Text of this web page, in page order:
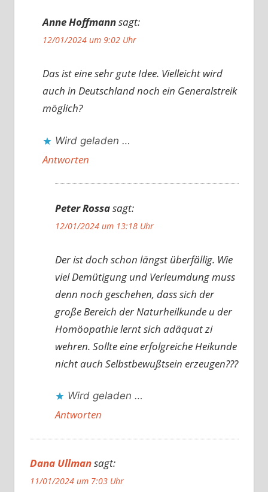
Anne Hoffmannsagt:
12/01/2024 um 9:02 Uhr
Das ist eine sehr gute Idee. Vielleicht wird
auch in Deutschland noch ein Generalstreik
möglich?
Wird geladen …
Antworten
Peter Rossasagt:
12/01/2024 um 13:18 Uhr
Der ist doch schon längst überfällig. Wie
viel Demütigung und Verleumdung muss
denn noch geschehen, dass sich der
große Bereich der Naturheilkunde u der
Homöopathie lernt sich adäquat zi
wehren. Sollte eine erfolgreiche Heikunde
nicht auch Selbstbewußtsein erzeugen???
Wird geladen …
Antworten
Dana Ullmansagt:
11/01/2024 um 7:03 Uhr